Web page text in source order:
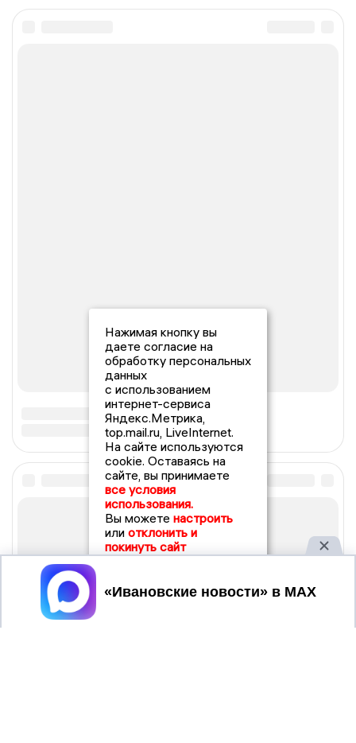
Нажимая кнопку вы
даете согласие на
обработку персональных
данных
с использованием
интернет-сервиса
Яндекс.Метрика,
top.mail.ru, LiveInternet.
На сайте используются
cookie. Оставаясь на
сайте, вы принимаете
все условия
использования.
Вы можете настроить
или отклонить и
покинуть сайт
Принять